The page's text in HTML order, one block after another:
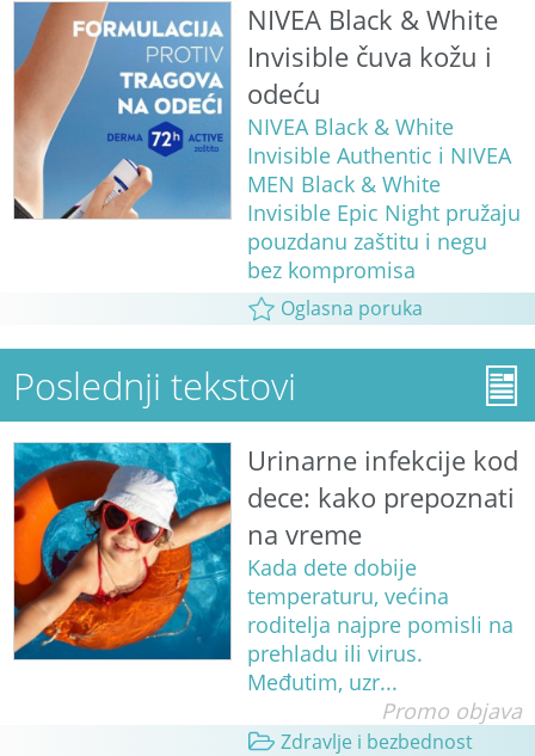
NIVEA Black & White
Invisible čuva kožu i
odeću
NIVEA Black & White
Invisible Authentic i NIVEA
MEN Black & White
Invisible Epic Night pružaju
pouzdanu zaštitu i negu
bez kompromisa
Oglasna poruka
Poslednji tekstovi
Urinarne infekcije kod
dece: kako prepoznati
na vreme
Kada dete dobije
temperaturu, većina
roditelja najpre pomisli na
prehladu ili virus.
Međutim, uzr...
Promo objava
Zdravlje i bezbednost